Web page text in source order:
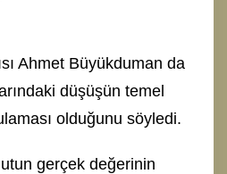
Ahmet Büyükduman da
düşüşün temel
olduğunu söyledi.
gerçek değerinin